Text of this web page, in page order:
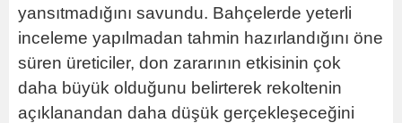
yansıtmadığını savundu. Bahçelerde yeterli
inceleme yapılmadan tahmin hazırlandığını öne
süren üreticiler, don zararının etkisinin çok
daha büyük olduğunu belirterek rekoltenin
açıklanandan daha düşük gerçekleşeceğini